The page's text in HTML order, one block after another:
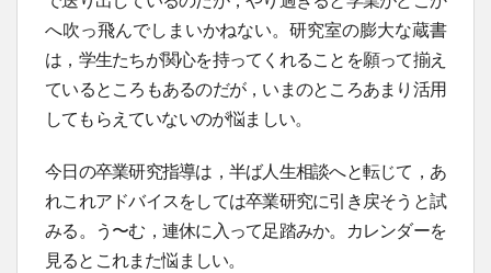
へ吹っ飛んでしまいかねない。研究室の膨大な蔵書
は，学生たちが関心を持ってくれることを願って揃え
ているところもあるのだが，いまのところあまり活用
してもらえていないのが悩ましい。
今日の卒業研究指導は，半ば人生相談へと転じて，あ
れこれアドバイスをしては卒業研究に引き戻そうと試
みる。う〜む，連休に入って足踏みか。カレンダーを
見るとこれまた悩ましい。